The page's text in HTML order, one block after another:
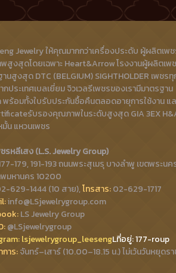
Jewelry ให้คุณมากกว่าเครื่องประดับ ผู้ผลิตเพ
สูงสุดโดยเฉพาะ Heart&Arrow โรงงานผู้ผลิตเพ
นสูงสุด DTC (BELGIUM) SIGHTHOLDER เพชรทุ
ประเทศเบลเยี่ยม จิวเวลรีเพชรของเรามีมาตรฐาน
ร้อมทั้งใบรับประกันซื้อคืนตลอดอายุการใช้งาน แ
รับรองคุณภาพในระดับสูงสุด GIA 3EX
น แหวนเพชร
รหลีเสง (L.S. Jewelry Group)
179, 191-193 ถนนพระสุเมรุ บางลำพู เขตพระนค
มหานคร 10200
629-1444 (10 สาย),โทรสาร:02-629-1717
info@LSjewelrygroup.com
LS Jewelry Group
@LSjewelrygroup
lsjewelrygroup_leesengLที่อยู่: 177-roup
การ:จันทร์–เสาร์ (10.00–18.15 น.) ไม่เว้นวันหยุดร